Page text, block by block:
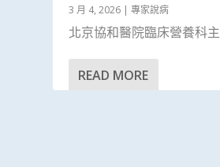
3 月 4, 2026 |專家說病
北京協和醫院臨床營養科
READ MORE